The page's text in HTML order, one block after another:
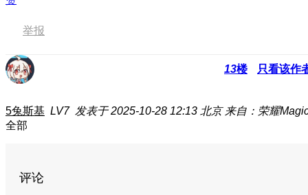
举报
13楼 只看该作
5兔斯基 LV7 发表于 2025-10-28 12:13 北京 来自：荣耀
全部
评论